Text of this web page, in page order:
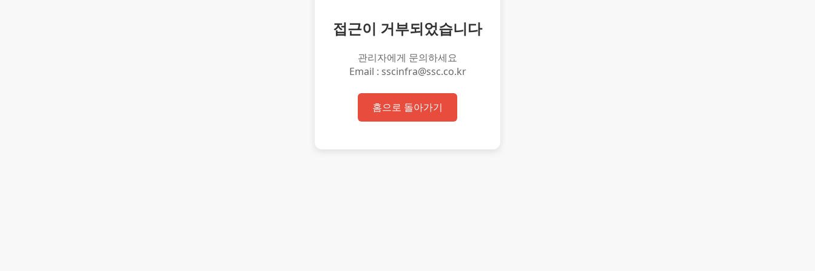
접근이 거부되었습니다
관리자에게 문의하세요
Email : sscinfra@ssc.co.kr
홈으로 돌아가기